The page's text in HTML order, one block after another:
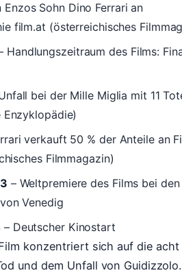
Enzos Sohn Dino Ferrari an
film.at (österreichisches
Handlungszeitraum des Films:
bei der Mille Miglia mit 11
verkauft 50 % der Anteile an
Filmmagazin)
– Weltpremiere des Films bei den
Venedig
– Deutscher Kinostart
konzentriert sich auf die
und dem Unfall von